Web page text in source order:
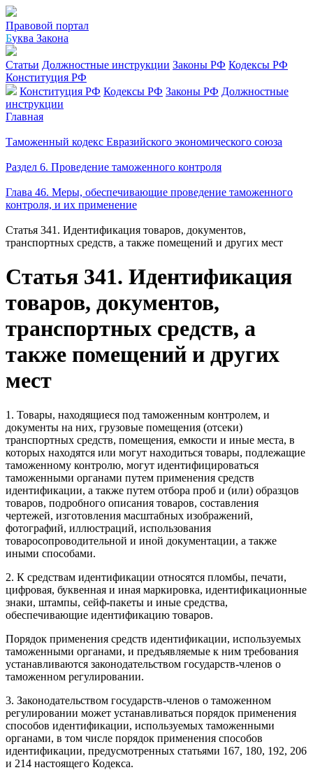
Правовой портал
Буква Закона
Статьи Должностные инструкции Законы РФ Кодексы РФ
Конституция РФ
Конституция РФ Кодексы РФ Законы РФ Должностные
инструкции
Главная
Таможенный кодекс Евразийского экономического союза
Раздел 6. Проведение таможенного контроля
Глава 46. Меры, обеспечивающие проведение таможенного
контроля, и их применение
Статья 341. Идентификация товаров, документов,
транспортных средств, а также помещений и других мест
Статья 341. Идентификация
товаров, документов,
транспортных средств, а
также помещений и других
мест
1. Товары, находящиеся под таможенным контролем, и
документы на них, грузовые помещения (отсеки)
транспортных средств, помещения, емкости и иные места, в
которых находятся или могут находиться товары, подлежащие
таможенному контролю, могут идентифицироваться
таможенными органами путем применения средств
идентификации, а также путем отбора проб и (или) образцов
товаров, подробного описания товаров, составления
чертежей, изготовления масштабных изображений,
фотографий, иллюстраций, использования
товаросопроводительной и иной документации, а также
иными способами.
2. К средствам идентификации относятся пломбы, печати,
цифровая, буквенная и иная маркировка, идентификационные
знаки, штампы, сейф-пакеты и иные средства,
обеспечивающие идентификацию товаров.
Порядок применения средств идентификации, используемых
таможенными органами, и предъявляемые к ним требования
устанавливаются законодательством государств-членов о
таможенном регулировании.
3. Законодательством государств-членов о таможенном
регулировании может устанавливаться порядок применения
способов идентификации, используемых таможенными
органами, в том числе порядок применения способов
идентификации, предусмотренных статьями 167, 180, 192, 206
и 214 настоящего Кодекса.